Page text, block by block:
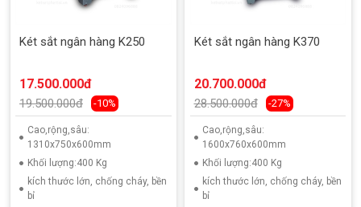
Két sắt ngân hàng K250
17.500.000đ
19.500.000đ -10%
Cao,rộng,sâu:
1310x750x600mm
Khối lượng:400 Kg
kích thước lớn, chống cháy, bền
bỉ
Két sắt ngân hàng K370
20.700.000đ
28.500.000đ -27%
Cao,rộng,sâu:
1600x760x600mm
Khối lượng:400 Kg
kích thước lớn, chống cháy, bền
bỉ